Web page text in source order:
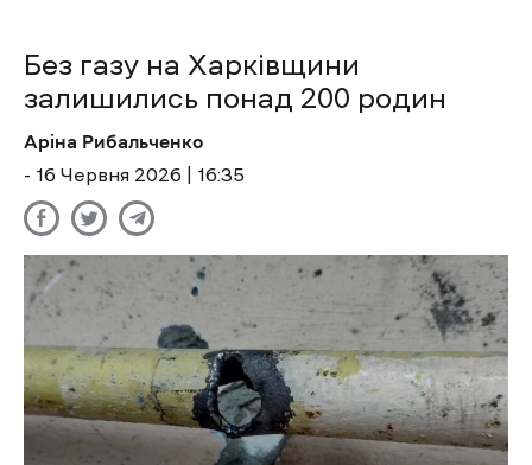
Без газу на Харківщини
залишились понад 200 родин
Аріна Рибальченко
- 16 Червня 2026 | 16:35